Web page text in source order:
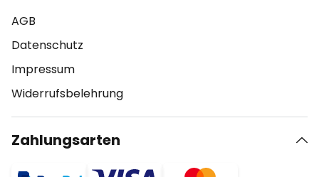
AGB
Datenschutz
Impressum
Widerrufsbelehrung
Zahlungsarten